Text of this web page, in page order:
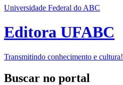
Universidade Federal do ABC
Editora UFABC
Transmitindo conhecimento e cultura!
Buscar no portal